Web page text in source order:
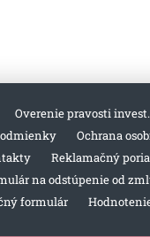
Overenie pravosti
Ochrana
Reklamačný
na odstúpenie od
formulár